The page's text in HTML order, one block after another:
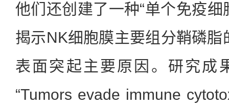
他们还创建了一种“单个免疫细
揭示NK细胞膜主要组分鞘磷
表面突起主要原因。研究成
“Tumors evade immune